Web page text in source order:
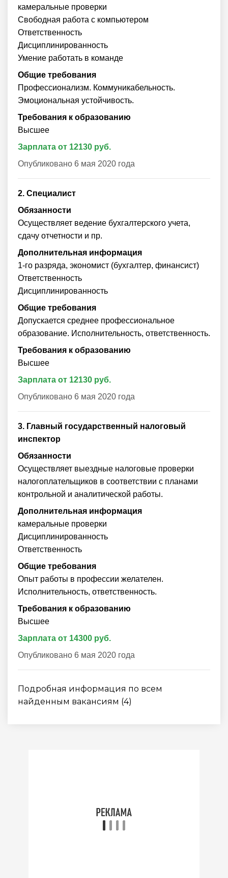
камеральные проверки
Свободная работа с компьютером
Ответственность
Дисциплинированность
Умение работать в команде
Общие требования
Профессионализм. Коммуникабельность.
Эмоциональная устойчивость.
Требования к образованию
Высшее
Зарплата от 12130 руб.
Опубликовано 6 мая 2020 года
2. Специалист
Обязанности
Осуществляет ведение бухгалтерского учета,
сдачу отчетности и пр.
Дополнительная информация
1-го разряда, экономист (бухгалтер, финансист)
Ответственность
Дисциплинированность
Общие требования
Допускается среднее профессиональное
образование. Исполнительность, ответственность.
Требования к образованию
Высшее
Зарплата от 12130 руб.
Опубликовано 6 мая 2020 года
3. Главный государственный налоговый
инспектор
Обязанности
Осуществляет выездные налоговые проверки
налогоплательщиков в соответствии с планами
контрольной и аналитической работы.
Дополнительная информация
камеральные проверки
Дисциплинированность
Ответственность
Общие требования
Опыт работы в профессии желателен.
Исполнительность, ответственность.
Требования к образованию
Высшее
Зарплата от 14300 руб.
Опубликовано 6 мая 2020 года
Подробная информация по всем
найденным вакансиям (4)